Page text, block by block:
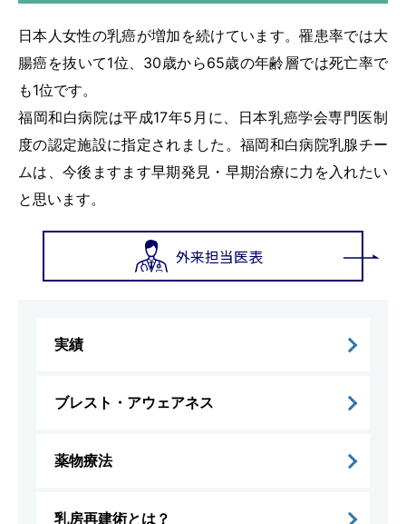
日本人女性の乳癌が増加を続けています。罹患率では大
腸癌を抜いて1位、30歳から65歳の年齢層では死亡率で
も1位です。
福岡和白病院は平成17年5月に、日本乳癌学会専門医制
度の認定施設に指定されました。福岡和白病院乳腺チー
ムは、今後ますます早期発見・早期治療に力を入れたい
と思います。
外来担当医表
実績
ブレスト・アウェアネス
薬物療法
乳房再建術とは？